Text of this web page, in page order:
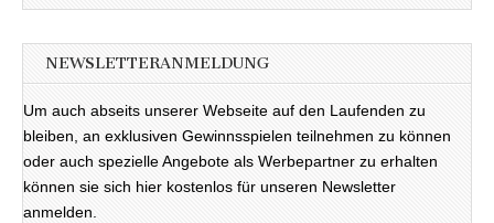
NEWSLETTERANMELDUNG
Um auch abseits unserer Webseite auf den Laufenden zu
bleiben, an exklusiven Gewinnsspielen teilnehmen zu können
oder auch spezielle Angebote als Werbepartner zu erhalten
können sie sich hier kostenlos für unseren Newsletter
anmelden.